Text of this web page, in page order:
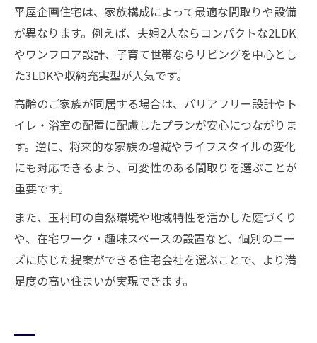
平屋企画住宅は、家族構成によって最適な間取りや設備
が異なります。例えば、夫婦2人ならコンパクトな2LDK
やワンフロア設計、子育て世帯ならリビングを中心とし
た3LDKや収納充実型が人気です。
高齢のご家族が同居する場合は、バリアフリー設計やト
イレ・浴室の配置に配慮したプランが安心につながりま
す。逆に、将来的な家族の増減やライフスタイルの変化
にも対応できるよう、可変性のある間取りを選ぶことが
重要です。
また、玉村町の自然環境や地域特性を活かした庭づくり
や、在宅ワーク・趣味スペースの設置など、個別のニー
ズに応じた提案ができる住宅会社を選ぶことで、より満
足度の高い住まいが実現できます。